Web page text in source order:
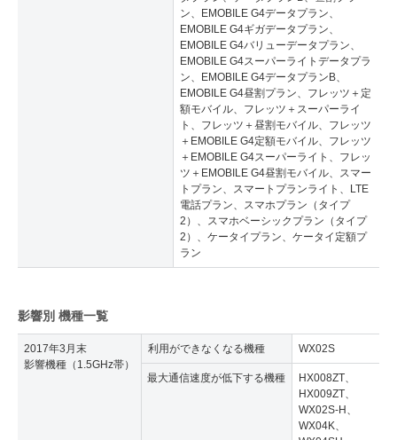
ン、EMOBILE G4データプラン、
EMOBILE G4ギガデータプラン、
EMOBILE G4バリューデータプラン、
EMOBILE G4スーパーライトデータプラ
ン、EMOBILE G4データプランB、
EMOBILE G4昼割プラン、フレッツ＋定
額モバイル、フレッツ＋スーパーライ
ト、フレッツ＋昼割モバイル、フレッツ
＋EMOBILE G4定額モバイル、フレッツ
＋EMOBILE G4スーパーライト、フレッ
ツ＋EMOBILE G4昼割モバイル、スマー
トプラン、スマートプランライト、LTE
電話プラン、スマホプラン（タイプ
2）、スマホベーシックプラン（タイプ
2）、ケータイプラン、ケータイ定額プ
ラン
影響別 機種一覧
2017年3月末
影響機種（1.5GHz帯）
利用ができなくなる機種 WX02S
最大通信速度が低下する機種
HX008ZT、
HX009ZT、
WX02S-H、
WX04K、